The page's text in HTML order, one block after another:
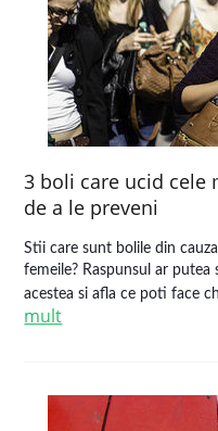
3 boli care ucid cele
de a le preveni
Stii care sunt bolile din
femeile? Raspunsul ar
acestea si afla ce poti face
mult